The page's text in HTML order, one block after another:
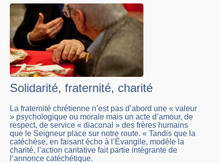
Solidarité, fraternité, charité
La fraternité chrétienne n’est pas d’abord une « valeur
» psychologique ou morale mais un acte d’amour, de
respect, de service « diaconal » des frères humains
que le Seigneur place sur notre route. « Tandis que la
catéchèse, en faisant écho à l’Évangile, modèle la
charité, l’action caritative fait partie intégrante de
l’annonce catéchétique.